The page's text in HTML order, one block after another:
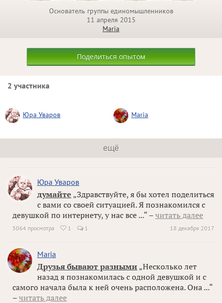
Основатель группы единомышленников
11 апреля 2015
Maria
Поделиться опытом
2 участника
Юра Уваров Maria
ещё
Юра Уваров
думайте „Здравствуйте, я бы хотел поделиться
с вами со своей ситуацией. Я познакомился с
девушкой по интернету, у нас все ...“ – читать далее
18 декабря 2017
3064 просмотра  1 1
Maria
Друзья бывают разными „Несколько лет
назад я познакомилась с одной девушкой и с
самого начала была к ней очень расположена. Она ...“
– читать далее